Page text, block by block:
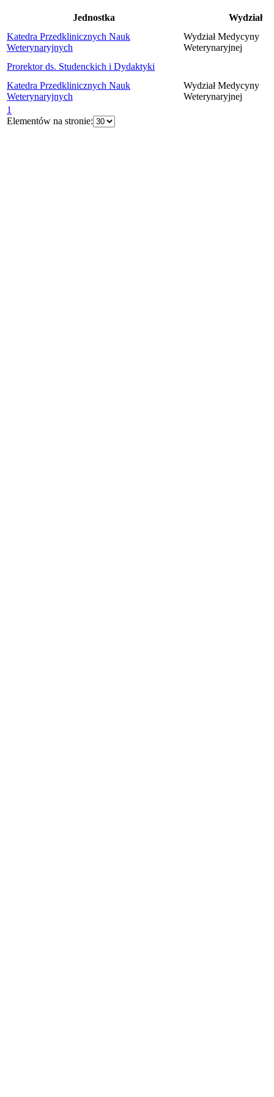
Jednostka
Wydział
Katedra Przedklinicznych Nauk
Weterynaryjnych
Wydział Medycyny
Weterynaryjnej
Prorektor ds. Studenckich i Dydaktyki
Katedra Przedklinicznych Nauk
Weterynaryjnych
Wydział Medycyny
Weterynaryjnej
1
Elementów na stronie: